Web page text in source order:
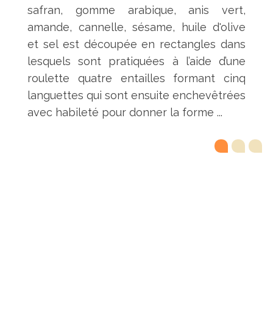
safran, gomme arabique, anis vert,
amande, cannelle, sésame, huile d'olive
et sel est découpée en rectangles dans
lesquels sont pratiquées à l’aide d’une
roulette quatre entailles formant cinq
languettes qui sont ensuite enchevêtrées
avec habileté pour donner la forme ...
3